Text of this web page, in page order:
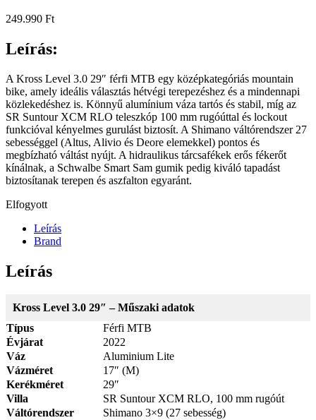
249.990 Ft
Leírás:
A Kross Level 3.0 29″ férfi MTB egy középkategóriás mountain
bike, amely ideális választás hétvégi terepezéshez és a mindennapi
közlekedéshez is. Könnyű alumínium váza tartós és stabil, míg az
SR Suntour XCM RLO teleszkóp 100 mm rugóúttal és lockout
funkcióval kényelmes gurulást biztosít. A Shimano váltórendszer 27
sebességgel (Altus, Alivio és Deore elemekkel) pontos és
megbízható váltást nyújt. A hidraulikus tárcsafékek erős fékerőt
kínálnak, a Schwalbe Smart Sam gumik pedig kiváló tapadást
biztosítanak terepen és aszfalton egyaránt.
Elfogyott
Leírás
Brand
Leírás
Kross Level 3.0 29″ – Műszaki adatok
Típus
Férfi MTB
Évjárat
2022
Váz
Aluminium Lite
Vázméret
17″ (M)
Kerékméret
29″
Villa
SR Suntour XCM RLO, 100 mm rugóút
Váltórendszer
Shimano 3×9 (27 sebesség)